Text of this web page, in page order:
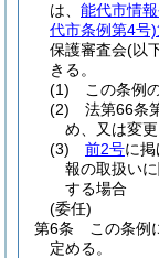
は、 能代市情
代市条例第4号)
保護審査会(以
きる。
(1)
この条例
(2)
法第66条
め、又は変
(3)
前2号に
報の取扱い
する場合
(委任)
第6条
この条例
定める。